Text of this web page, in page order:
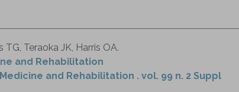
TG, Teraoka JK, Harris OA.
and Rehabilitation
and Rehabilitation . vol. 99 n. 2 Suppl